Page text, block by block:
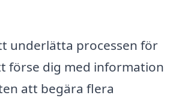
underlätta processen för
förse dig med information
att begära flera